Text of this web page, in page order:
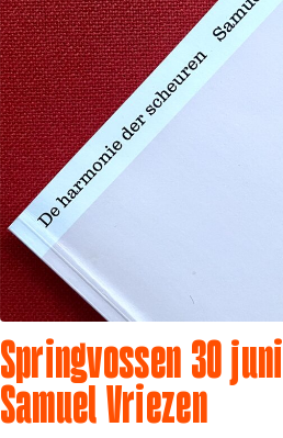
Springvossen 30 juni |
Samuel Vriezen